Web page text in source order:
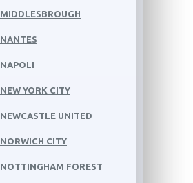
MIDDLESBROUGH
NANTES
NAPOLI
NEW YORK CITY
NEWCASTLE UNITED
NORWICH CITY
NOTTINGHAM FOREST